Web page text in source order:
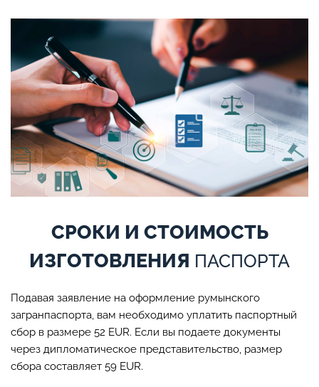
СРОКИ И СТОИМОСТЬ
ИЗГОТОВЛЕНИЯ ПАСПОРТА
Подавая заявление на оформление румынского
загранпаспорта, вам необходимо уплатить паспортный
сбор в размере 52 EUR. Если вы подаете документы
через дипломатическое представительство, размер
сбора составляет 59 EUR.